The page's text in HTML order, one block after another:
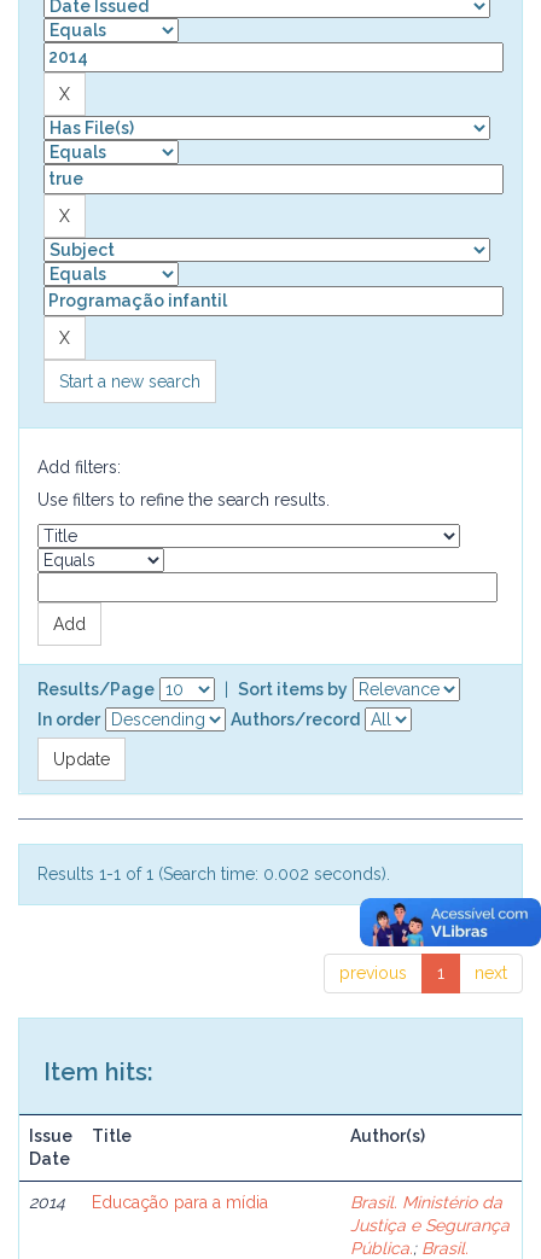
Start a new search
Add filters:
Use filters to refine the search results.
Results/Page
Sort items by
In order
Authors/record
Results 1-1 of 1 (Search time: 0.002 seconds).
previous 1 next
Item hits:
Issue
Date
Title Author(s)
2014 Educação para a mídia
Brasil. Ministério da
Justiça e Segurança
Pública.; Brasil.